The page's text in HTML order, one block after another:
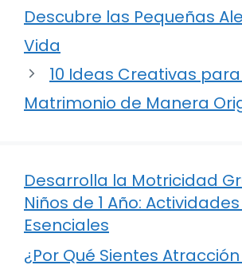
Descubre las Pequeñas
Vida
10 Ideas Creativas
Matrimonio de Manera
Desarrolla la Motricidad
Niños de 1 Año:
Esenciales
¿Por Qué Sientes